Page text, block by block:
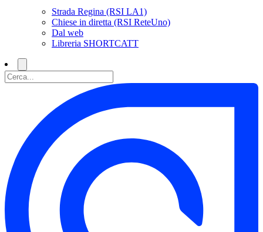
Strada Regina (RSI LA1)
Chiese in diretta (RSI ReteUno)
Dal web
Libreria SHORTCATT